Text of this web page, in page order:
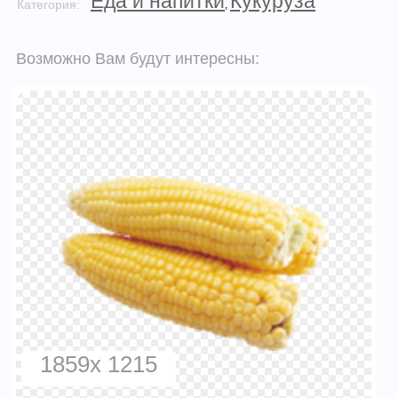
Категория:
Возможно Вам будут интересны:
1859x 1215